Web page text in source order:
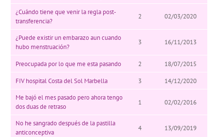
¿Cuándo tiene que venir la regla post-
transferencia?
2 02/03/2020
¿Puede existir un embarazo aun cuando
hubo menstruación?
3 16/11/2013
Preocupada por lo que me esta pasando 2 18/07/2015
FIV hospital Costa del Sol Marbella 3
14/12/2020
Me bajó el mes pasado pero ahora tengo
dos duas de retraso
1 02/02/2016
No he sangrado después de la pastilla
anticonceptiva
4 13/09/2019